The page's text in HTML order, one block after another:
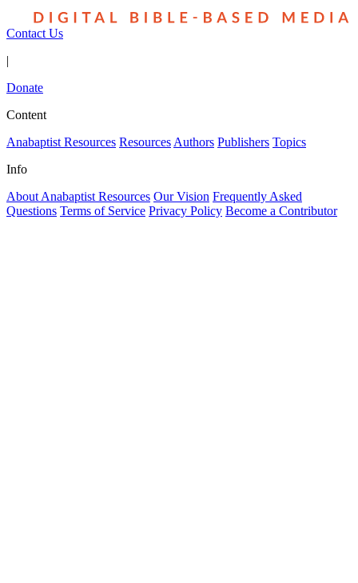
Contact Us
|
Donate
Content
Anabaptist Resources Resources Authors Publishers Topics
Info
About Anabaptist Resources Our Vision Frequently Asked
Questions Terms of Service Privacy Policy Become a Contributor